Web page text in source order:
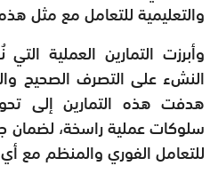
والتعليمية للتعامل مع مثل
وأبرزت التمارين العملية
النشء على التصرف الصحيح
هدفت هذه التمارين إلى
سلوكات عملية راسخة، لضمان
للتعامل الفوري والمنظم مع أي